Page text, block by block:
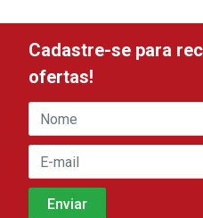
Cadastre-se para
ofertas!